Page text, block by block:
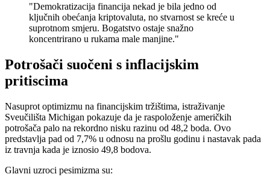
"Demokratizacija financija nekad je bila jedno od
ključnih obećanja kriptovaluta, no stvarnost se kreće u
suprotnom smjeru. Bogatstvo ostaje snažno
koncentrirano u rukama male manjine."
Potrošači suočeni s inflacijskim
pritiscima
Nasuprot optimizmu na financijskim tržištima, istraživanje
Sveučilišta Michigan pokazuje da je raspoloženje američkih
potrošača palo na rekordno nisku razinu od 48,2 boda. Ovo
predstavlja pad od 7,7% u odnosu na prošlu godinu i nastavak pada
iz travnja kada je iznosio 49,8 bodova.
Glavni uzroci pesimizma su: